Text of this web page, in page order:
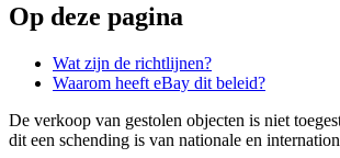
Op deze pagina
Wat zijn de richtlijnen?
Waarom heeft eBay dit beleid?
De verkoop van gestolen objecten is niet
dit een schending is van nationale en